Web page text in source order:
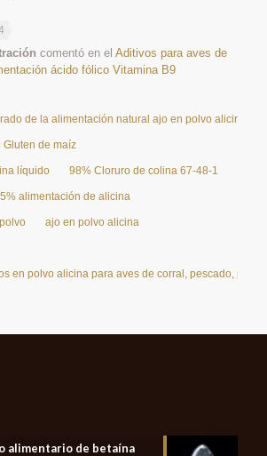
comentó en elAditivos para aves de
ácido fólico Vitamina B9
de la alimentación natural ajo en polvo alicina
de maíz
líquido 98% Cloruro de colina 67-48-1
alimentación de alicina
ajo en polvo alicina
en polvo alicina para aves de corral, pescado, pollo
alimentario de betaína